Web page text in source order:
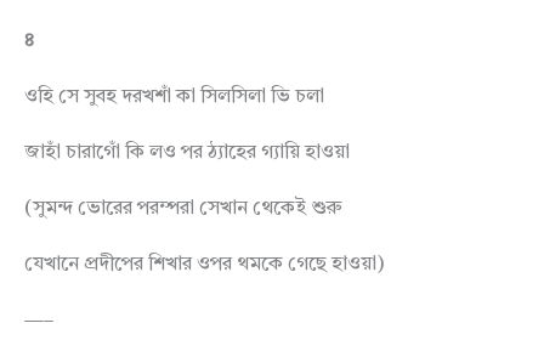
৪
ওহি সে সুবহ দরখশাঁ কা সিলসিলা ভি চলা
জাহাঁ চারাগোঁ কি লও পর ঠ্যাহের গ্যায়ি হাওয়া
(সুমন্দ ভোরের পরম্পরা সেখান থেকেই শুরু
যেখানে প্রদীপের শিখার ওপর থমকে গেছে হাওয়া)
—–